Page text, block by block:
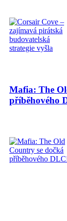
Mafia: The
příběhového